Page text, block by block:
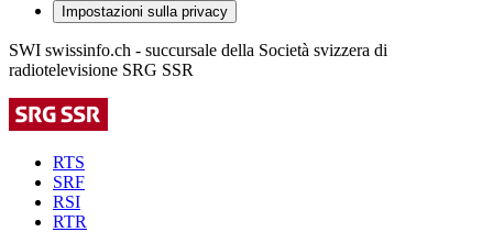
Impostazioni sulla privacy
SWI swissinfo.ch - succursale della Società svizzera di
radiotelevisione SRG SSR
RTS
SRF
RSI
RTR